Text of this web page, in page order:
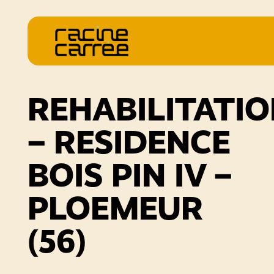
– RESIDENCE
BOIS PIN IV –
PLOEMEUR
(56)